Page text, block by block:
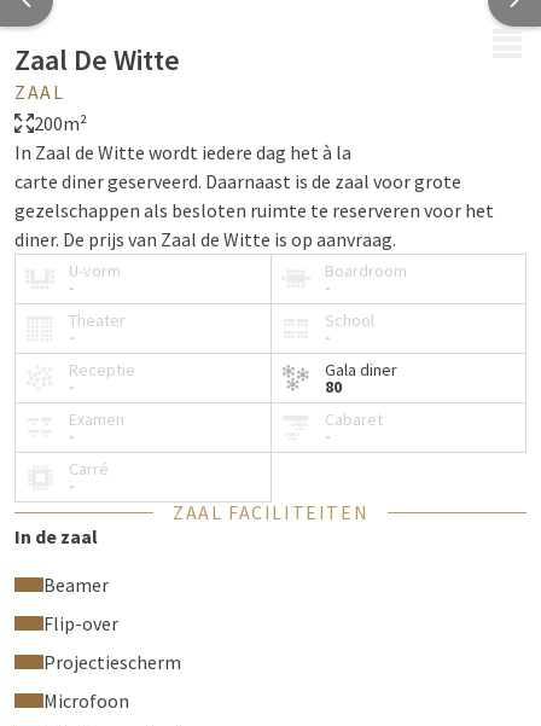
Zaal De Witte
ZAAL
200m²
In Zaal de Witte wordt iedere dag het à la
carte diner geserveerd. Daarnaast is de zaal voor grote
gezelschappen als besloten ruimte te reserveren voor het
diner. De prijs van Zaal de Witte is op aanvraag.
U-vorm
-
Boardroom
-
Theater
-
School
-
Receptie
-
Gala diner
80
Examen
-
Cabaret
-
Carré
-
ZAAL FACILITEITEN
In de zaal
Beamer
Flip-over
Projectiescherm
Microfoon